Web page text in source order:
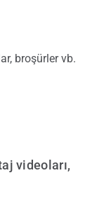
broşürler vb.
videoları,